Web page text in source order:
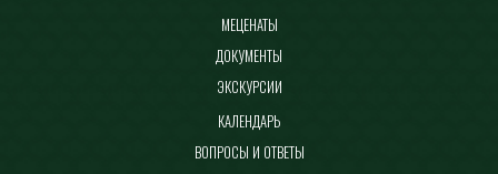
МЕЦЕНАТЫ
ДОКУМЕНТЫ
ЭКСКУРСИИ
КАЛЕНДАРЬ
ВОПРОСЫ И ОТВЕТЫ